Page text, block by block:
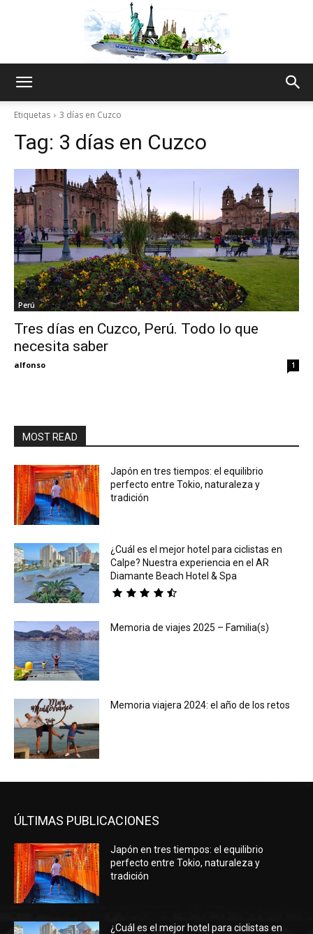
Thru
My
Etiquetas 3 días en Cuzco
Tag: 3 días en Cuzco
Perú
Tres días en Cuzco, Perú. Todo lo que
necesita saber
alfonso 1
MOST READ
Japón en tres tiempos: el equilibrio
perfecto entre Tokio, naturaleza y
tradición
¿Cuál es el mejor hotel para ciclistas en
Calpe? Nuestra experiencia en el AR
Diamante Beach Hotel & Spa
Memoria de viajes 2025 – Familia(s)
Memoria viajera 2024: el año de los retos
ÚLTIMAS PUBLICACIONES
Japón en tres tiempos: el equilibrio
perfecto entre Tokio, naturaleza y
tradición
¿Cuál es el mejor hotel para ciclistas en